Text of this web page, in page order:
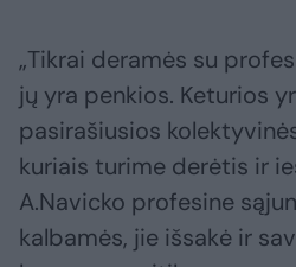
„Tikrai deramės su
jų yra penkios. Keturios
pasirašiusios
kuriais turime derėtis ir
A.Navicko profesine
kalbamės, jie išsakė ir